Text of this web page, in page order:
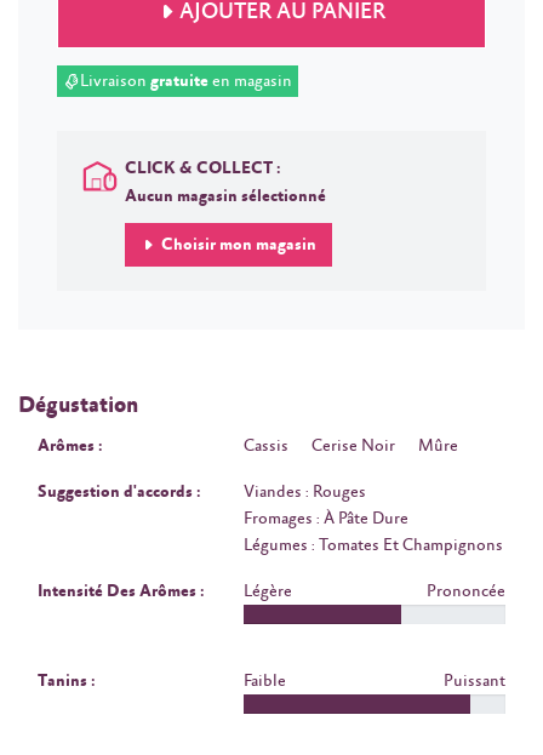
AJOUTER AU PANIER
Livraison gratuiteen magasin
CLICK & COLLECT :
Aucun magasin sélectionné
Choisir mon magasin
Dégustation
Arômes : Cassis Cerise Noir Mûre
Suggestion d'accords :
Viandes : Rouges
Fromages : À Pâte Dure
Légumes : Tomates Et Champignons
Intensité Des Arômes : Légère Prononcée
Tanins : Faible Puissant